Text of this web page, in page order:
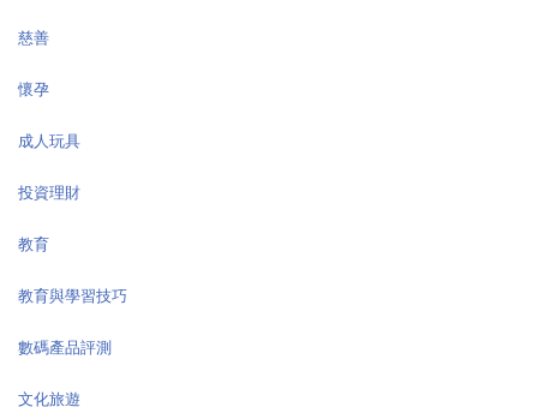
慈善
懷孕
成人玩具
投資理財
教育
教育與學習技巧
數碼產品評測
文化旅遊